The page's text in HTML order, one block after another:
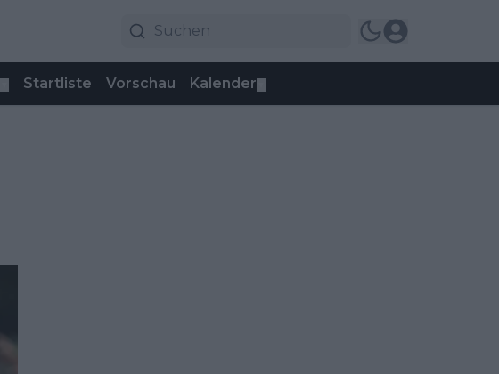
Startliste Vorschau Kalender